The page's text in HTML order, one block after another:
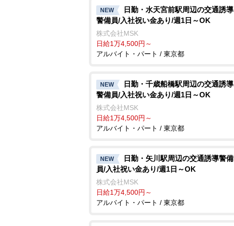
NEW
日勤・水天宮前駅周辺の交通誘導
警備員/入社祝い金あり/週1日～OK
株式会社MSK
日給1万4,500円～
アルバイト・パート / 東京都
NEW
日勤・千歳船橋駅周辺の交通誘導
警備員/入社祝い金あり/週1日～OK
株式会社MSK
日給1万4,500円～
アルバイト・パート / 東京都
NEW
日勤・矢川駅周辺の交通誘導警備
員/入社祝い金あり/週1日～OK
株式会社MSK
日給1万4,500円～
アルバイト・パート / 東京都